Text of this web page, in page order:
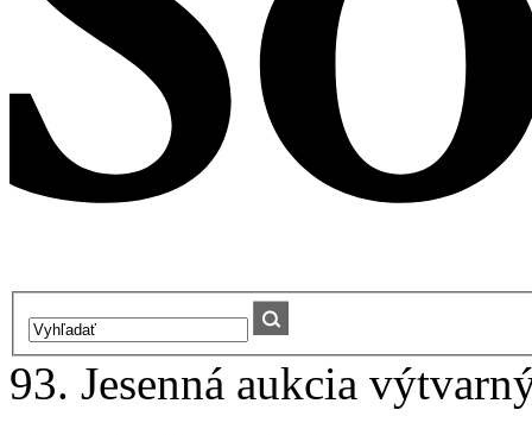
93. Jesenná aukcia